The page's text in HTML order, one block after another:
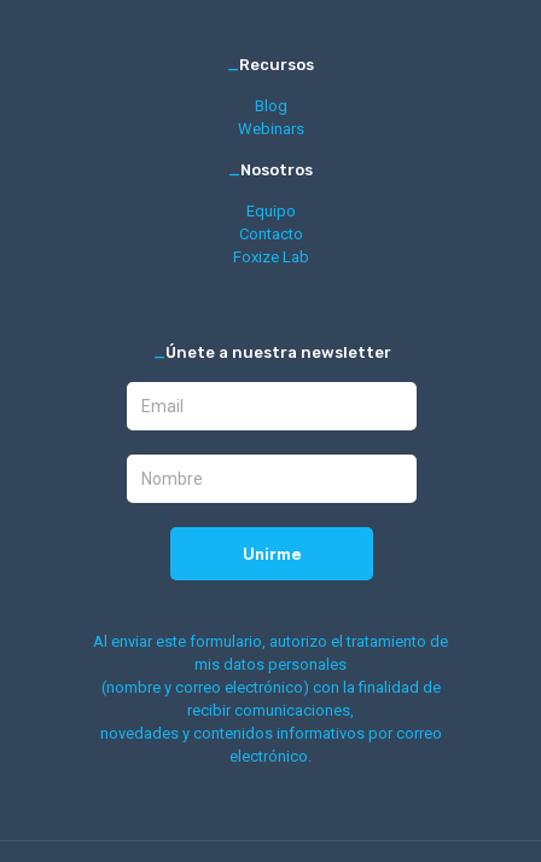
_Recursos
Blog
Webinars
_Nosotros
Equipo
Contacto
Foxize Lab
_Únete a nuestra newsletter
Al enviar este formulario, autorizo el tratamiento de
mis datos personales
(nombre y correo electrónico) con la finalidad de
recibir comunicaciones,
novedades y contenidos informativos por correo
electrónico.